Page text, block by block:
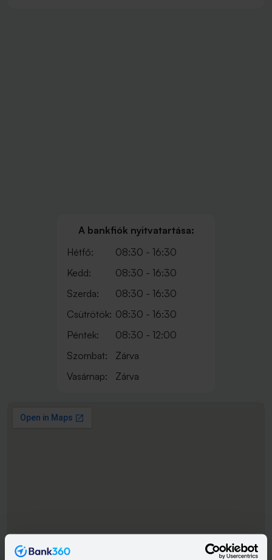
A bankfiók nyitvatartása:
Hétfő:
08:30 - 16:30
Kedd:
08:30 - 16:30
Szerda:
08:30 - 16:30
Csütrötök: 08:30 - 16:30
Péntek:
08:30 - 12:00
Szombat:
Zárva
Vasárnap:
Zárva